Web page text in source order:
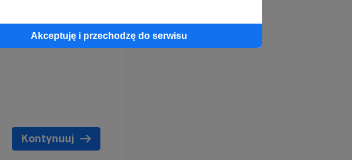
Akceptuję i przechodzę do serwisu
Kontynuuj